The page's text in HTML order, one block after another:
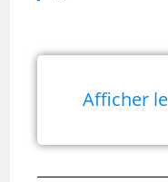
Afficher